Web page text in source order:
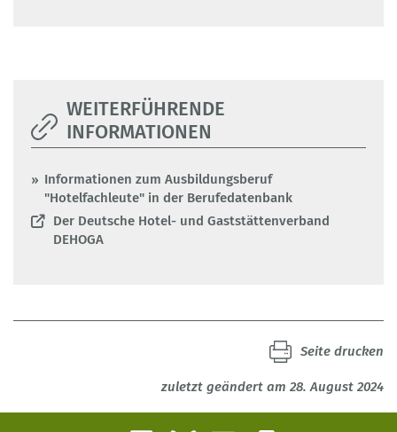
WEITERFÜHRENDE
INFORMATIONEN
Informationen zum Ausbildungsberuf
"Hotelfachleute" in der Berufedatenbank
Der Deutsche Hotel- und Gaststättenverband
DEHOGA
zuletzt geändert am 28. August 2024
Seite drucken